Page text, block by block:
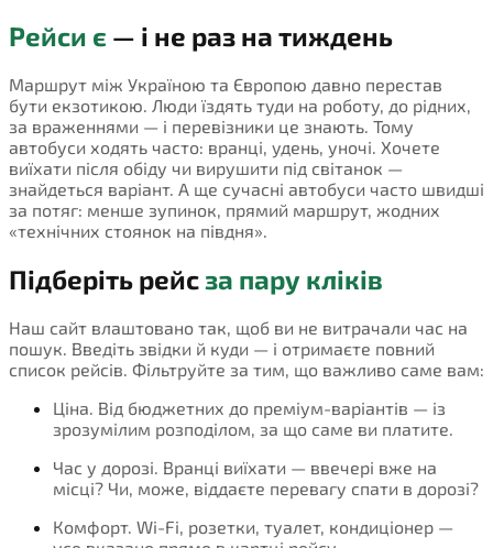
Рейси є — і не раз на тиждень
Маршрут між Україною та Європою давно перестав
бути екзотикою. Люди їздять туди на роботу, до рідних,
за враженнями — і перевізники це знають. Тому
автобуси ходять часто: вранці, удень, уночі. Хочете
виїхати після обіду чи вирушити під світанок —
знайдеться варіант. А ще сучасні автобуси часто швидші
за потяг: менше зупинок, прямий маршрут, жодних
«технічних стоянок на півдня».
Підберіть рейсза пару кліків
Наш сайт влаштовано так, щоб ви не витрачали час на
пошук. Введіть звідки й куди — і отримаєте повний
список рейсів. Фільтруйте за тим, що важливо саме вам:
Ціна. Від бюджетних до преміум-варіантів — із
зрозумілим розподілом, за що саме ви платите.
Час у дорозі. Вранці виїхати — ввечері вже на
місці? Чи, може, віддаєте перевагу спати в дорозі?
Комфорт. Wi-Fi, розетки, туалет, кондиціонер —